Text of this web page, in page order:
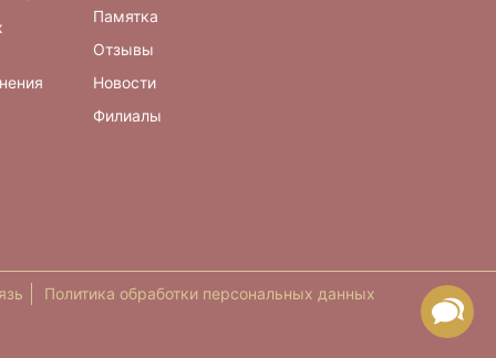
Памятка
Отзывы
Новости
Филиалы
Политика обработки персональных данных